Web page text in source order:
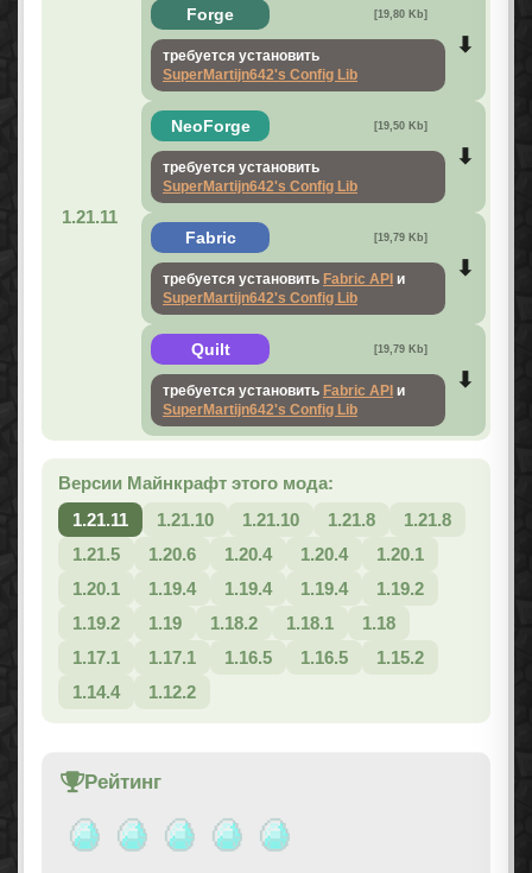
1.21.11
Forge [19,80 Kb]
требуется установить
SuperMartijn642's Config Lib
NeoForge [19,50 Kb]
требуется установить
SuperMartijn642's Config Lib
Fabric [19,79 Kb]
требуется установить Fabric API и
SuperMartijn642's Config Lib
Quilt [19,79 Kb]
требуется установить Fabric API и
SuperMartijn642's Config Lib
Версии Майнкрафт этого мода:
1.21.11
1.21.10 1.21.10 1.21.8
1.21.8
1.21.5
1.20.6 1.20.4 1.20.4
1.20.1
1.20.1
1.19.4 1.19.4 1.19.4
1.19.2
1.19.2
1.19 1.18.2 1.18.1
1.18
1.17.1
1.17.1 1.16.5 1.16.5
1.15.2
1.14.4
1.12.2
Рейтинг